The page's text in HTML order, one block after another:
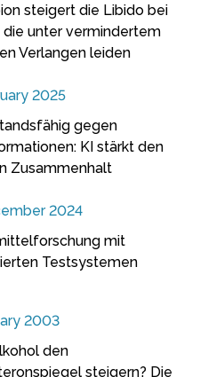
steigert die Libido bei
die unter vermindertem
Verlangen leiden
2025
gegen
KI stärkt den
Zusammenhalt
2024
mit
Testsystemen
2003
den
steigern? Die